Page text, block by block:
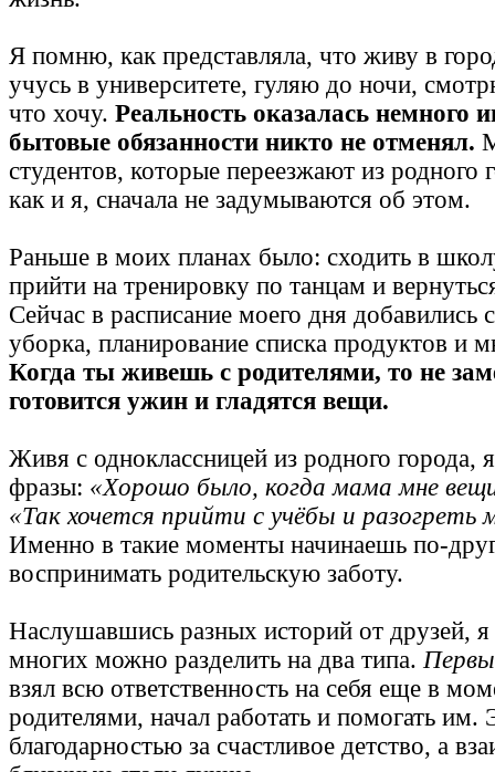
Я помню, как представляла, что живу в
учусь в университете, гуляю до ночи,
что хочу. Реальность оказалась немного
бытовые обязанности никто не отменял.
студентов, которые переезжают из родного
как и я, сначала не задумываются об этом.
Раньше в моих планах было: сходить в
прийти на тренировку по танцам и
Сейчас в расписание моего дня добавились
уборка, планирование списка продуктов и
Когда ты живешь с родителями, то не
готовится ужин и гладятся вещи.
Живя с одноклассницей из родного города,
фразы: «Хорошо было, когда мама мне
«Так хочется прийти с учёбы и разогреть
Именно в такие моменты начинаешь по-
воспринимать родительскую заботу.
Наслушавшись разных историй от друзей, я
многих можно разделить на два типа.
взял всю ответственность на себя еще в
родителями, начал работать и помогать им.
благодарностью за счастливое детство, а